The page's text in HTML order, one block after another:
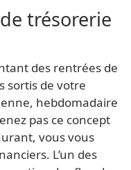
trésorerie
des rentrées de
sortis de votre
hebdomadaire
pas ce concept
vous vous
L’un des